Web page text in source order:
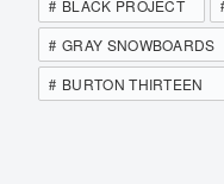
BLACK PROJECT
GRAY SNOWBOARDS
BURTON THIRTEEN